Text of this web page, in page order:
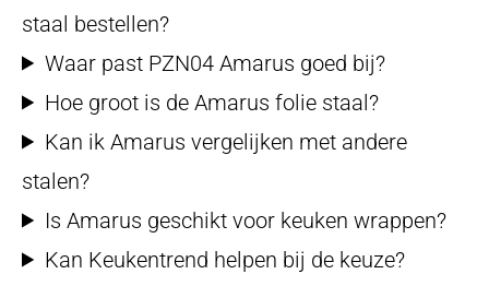
staal bestellen?
Waar past PZN04 Amarus goed bij?
Hoe groot is de Amarus folie staal?
Kan ik Amarus vergelijken met andere
stalen?
Is Amarus geschikt voor keuken wrappen?
Kan Keukentrend helpen bij de keuze?